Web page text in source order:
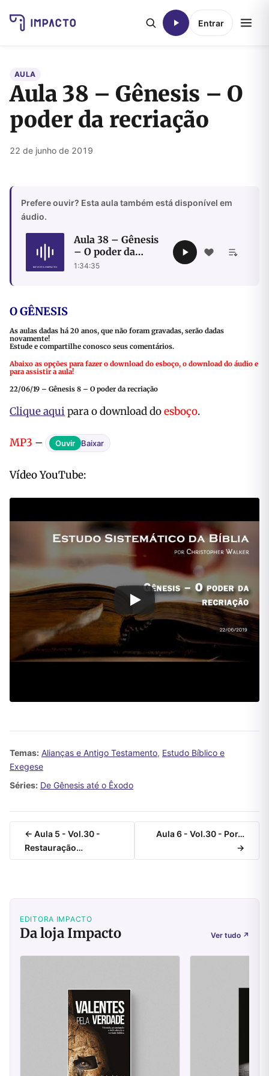
Entrar
AULA
Aula 38 – Gênesis – O
poder da recriação
22 de junho de 2019
Prefere ouvir? Esta aula também está disponível em
áudio.
Aula 38 – Gênesis
– O poder da
recriação
1:34:35
O GÊNESIS
As aulas dadas há 20 anos, que não foram gravadas, serão dadas
novamente!
Estude e compartilhe conosco seus comentários.
Abaixo as opções para fazer o download do esboço, o download do áudio e
para assistir a aula!
22/06/19 – Gênesis 8 – O poder da recriação
Clique aqui para o download doesboço.
MP3 – Ouvir Baixar
Vídeo YouTube:
Temas: Alianças e Antigo Testamento, Estudo Bíblico e
Exegese
Séries: De Gênesis até o Êxodo
← Aula 5 - Vol.30 -
Restauração…
Aula 6 - Vol.30 - Por…
→
EDITORA IMPACTO
Da loja Impacto Ver tudo ↗